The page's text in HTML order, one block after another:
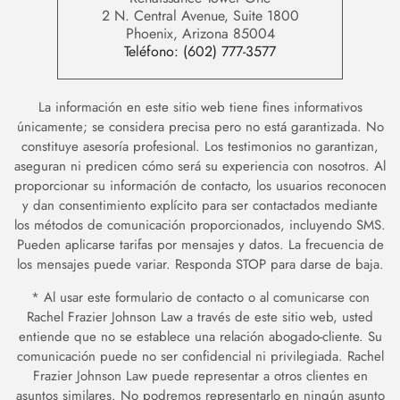
2 N. Central Avenue, Suite 1800
Phoenix, Arizona 85004
Teléfono: (602) 777-3577
La información en este sitio web tiene fines informativos
únicamente; se considera precisa pero no está garantizada. No
constituye asesoría profesional. Los testimonios no garantizan,
aseguran ni predicen cómo será su experiencia con nosotros. Al
proporcionar su información de contacto, los usuarios reconocen
y dan consentimiento explícito para ser contactados mediante
los métodos de comunicación proporcionados, incluyendo SMS.
Pueden aplicarse tarifas por mensajes y datos. La frecuencia de
los mensajes puede variar. Responda STOP para darse de baja.
* Al usar este formulario de contacto o al comunicarse con
Rachel Frazier Johnson Law a través de este sitio web, usted
entiende que no se establece una relación abogado-cliente. Su
comunicación puede no ser confidencial ni privilegiada. Rachel
Frazier Johnson Law puede representar a otros clientes en
asuntos similares. No podremos representarlo en ningún asunto